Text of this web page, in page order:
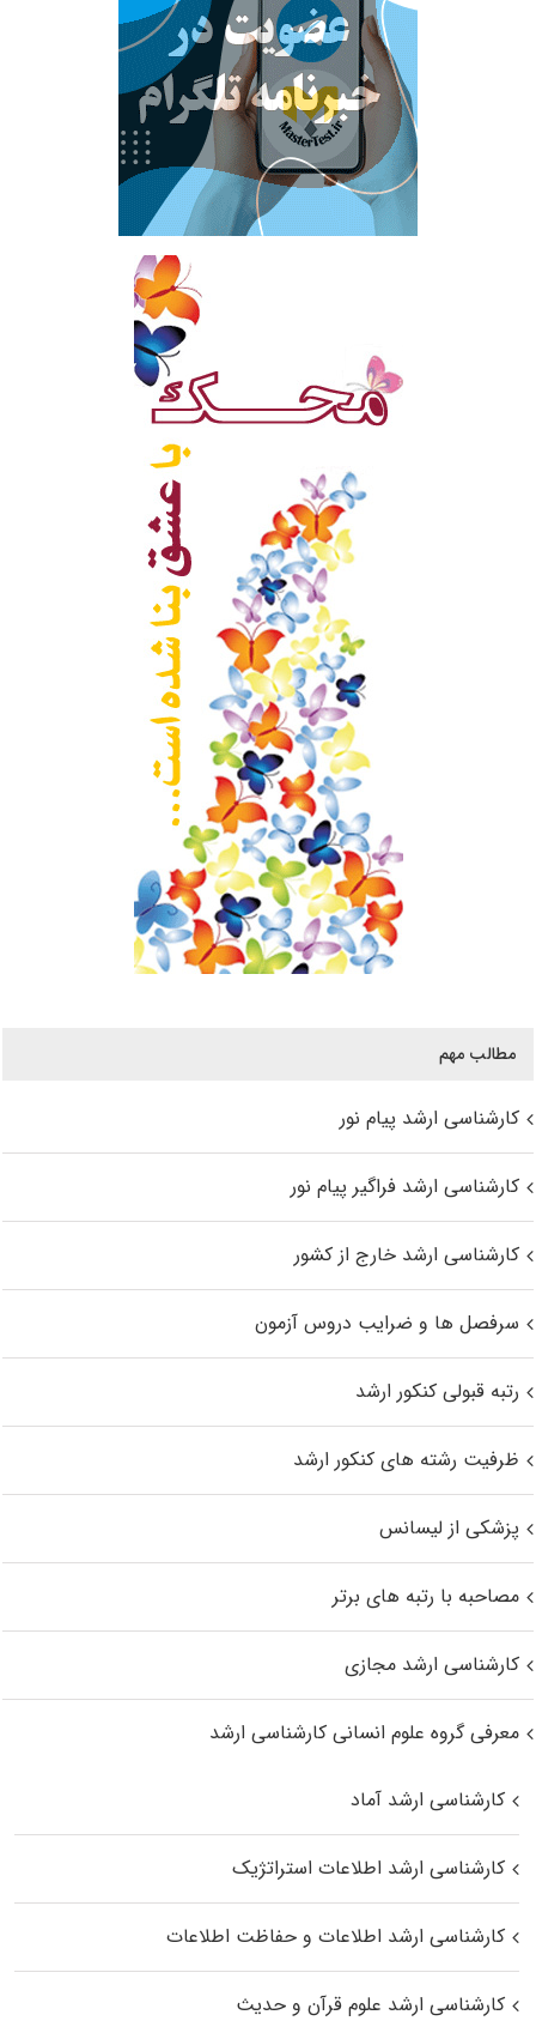
مطالب مهم
کارشناسی ارشد پیام نور
کارشناسی ارشد فراگیر پیام نور
کارشناسی ارشد خارج از کشور
سرفصل ها و ضرایب دروس آزمون
رتبه قبولی کنکور ارشد
ظرفیت رشته های کنکور ارشد
پزشکی از لیسانس
مصاحبه با رتبه های برتر
کارشناسی ارشد مجازی
معرفی گروه علوم انسانی کارشناسی ارشد
کارشناسی ارشد آماد
کارشناسی ارشد اطلاعات استراتژیک
کارشناسی ارشد اطلاعات و حفاظت اطلاعات
کارشناسی ارشد علوم قرآن و حدیث